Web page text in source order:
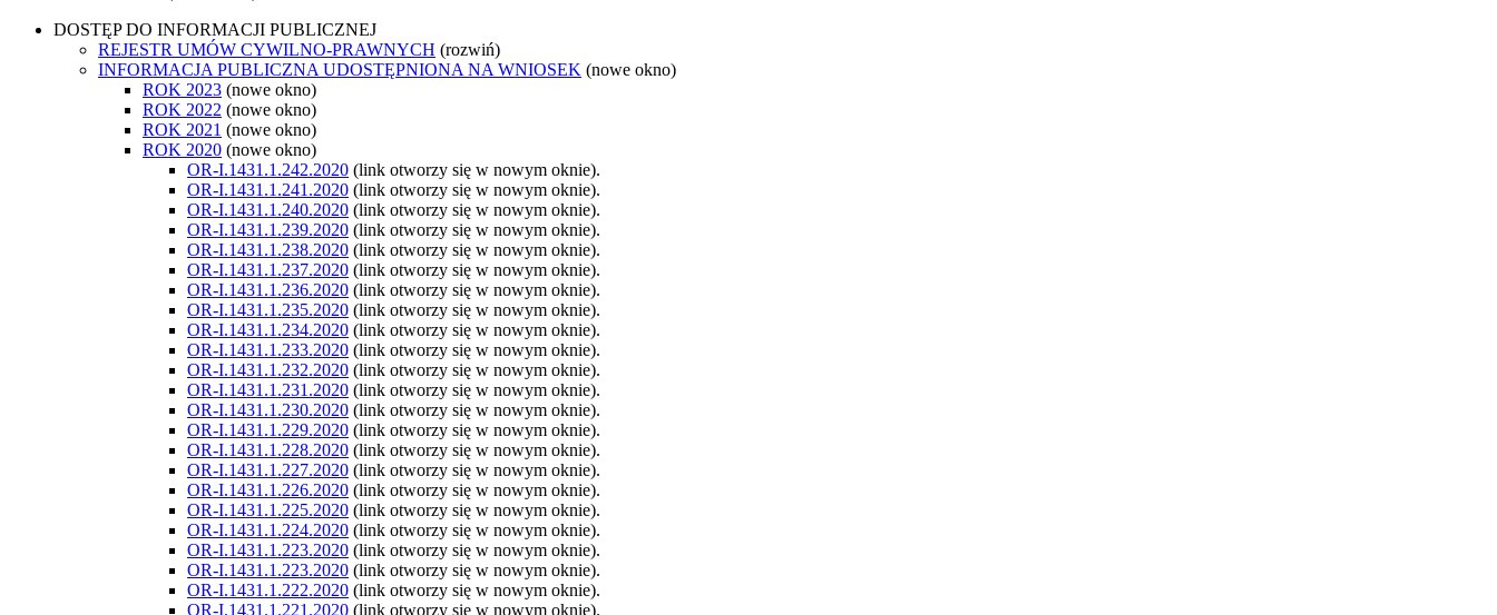
DOSTĘP DO INFORMACJI PUBLICZNEJ
REJESTR UMÓW CYWILNO-PRAWNYCH (rozwiń)
INFORMACJA PUBLICZNA UDOSTĘPNIONA NA WNIOSEK (nowe okno)
ROK 2023 (nowe okno)
ROK 2022 (nowe okno)
ROK 2021 (nowe okno)
ROK 2020 (nowe okno)
OR-I.1431.1.242.2020 (link otworzy się w nowym oknie).
OR-I.1431.1.241.2020 (link otworzy się w nowym oknie).
OR-I.1431.1.240.2020 (link otworzy się w nowym oknie).
OR-I.1431.1.239.2020 (link otworzy się w nowym oknie).
OR-I.1431.1.238.2020 (link otworzy się w nowym oknie).
OR-I.1431.1.237.2020 (link otworzy się w nowym oknie).
OR-I.1431.1.236.2020 (link otworzy się w nowym oknie).
OR-I.1431.1.235.2020 (link otworzy się w nowym oknie).
OR-I.1431.1.234.2020 (link otworzy się w nowym oknie).
OR-I.1431.1.233.2020 (link otworzy się w nowym oknie).
OR-I.1431.1.232.2020 (link otworzy się w nowym oknie).
OR-I.1431.1.231.2020 (link otworzy się w nowym oknie).
OR-I.1431.1.230.2020 (link otworzy się w nowym oknie).
OR-I.1431.1.229.2020 (link otworzy się w nowym oknie).
OR-I.1431.1.228.2020 (link otworzy się w nowym oknie).
OR-I.1431.1.227.2020 (link otworzy się w nowym oknie).
OR-I.1431.1.226.2020 (link otworzy się w nowym oknie).
OR-I.1431.1.225.2020 (link otworzy się w nowym oknie).
OR-I.1431.1.224.2020 (link otworzy się w nowym oknie).
OR-I.1431.1.223.2020 (link otworzy się w nowym oknie).
OR-I.1431.1.223.2020 (link otworzy się w nowym oknie).
OR-I.1431.1.222.2020 (link otworzy się w nowym oknie).
OR-I.1431.1.221.2020 (link otworzy się w nowym oknie).